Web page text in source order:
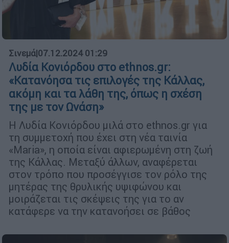
Σινεμά|07.12.2024 01:29
Λυδία Κονιόρδου στο ethnos.gr:
«Κατανόησα τις επιλογές της Κάλλας,
ακόμη και τα λάθη της, όπως η σχέση
της με τον Ωνάση»
Η Λυδία Κονιόρδου μιλά στο ethnos.gr για
τη συμμετοχή που έχει στη νέα ταινία
«Maria», η οποία είναι αφιερωμένη στη ζωή
της Κάλλας. Μεταξύ άλλων, αναφέρεται
στον τρόπο που προσέγγισε τον ρόλο της
μητέρας της θρυλικής υψιφώνου και
μοιράζεται τις σκέψεις της για το αν
κατάφερε να την κατανοήσει σε βάθος